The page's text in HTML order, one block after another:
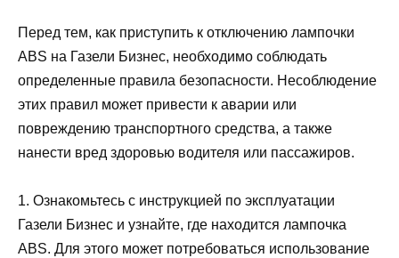
Перед тем, как приступить к отключению лампочки
ABS на Газели Бизнес, необходимо соблюдать
определенные правила безопасности. Несоблюдение
этих правил может привести к аварии или
повреждению транспортного средства, а также
нанести вред здоровью водителя или пассажиров.
1. Ознакомьтесь с инструкцией по эксплуатации
Газели Бизнес и узнайте, где находится лампочка
ABS. Для этого может потребоваться использование